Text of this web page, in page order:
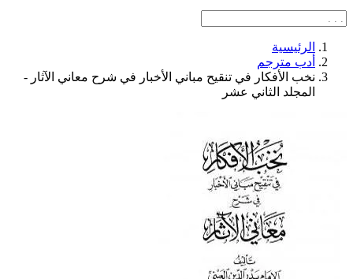
الرئيسية
أدب مترجم
نخب الأفكار في تنقيح مباني الأخبار في شرح معاني الآثار -
المجلد الثاني عشر